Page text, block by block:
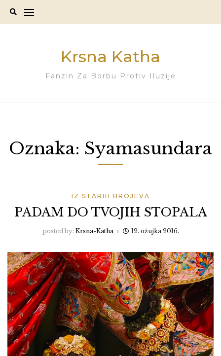
Krsna Katha
Fanzin Za Borbu Protiv Iluzije
Oznaka: Syamasundara
IZ STARIH BROJEVA
PADAM DO TVOJIH STOPALA
posted by: Krsna-Katha 12. ožujka 2016.